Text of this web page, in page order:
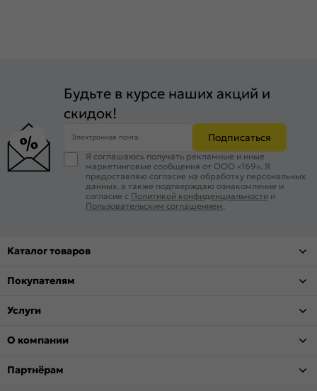
Будьте в курсе наших акций и
скидок!
Электронная почта Подписаться
Я соглашаюсь получать рекламные и иные
маркетинговые сообщения от ООО «169». Я
предоставляю согласие на обработку персональных
данных, а также подтверждаю ознакомление и
согласие с Политикой конфиденциальности и
Пользовательским соглашением.
Каталог товаров
Покупателям
Услуги
О компании
Партнёрам